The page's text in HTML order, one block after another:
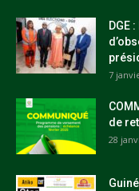
DGE
7
de
28